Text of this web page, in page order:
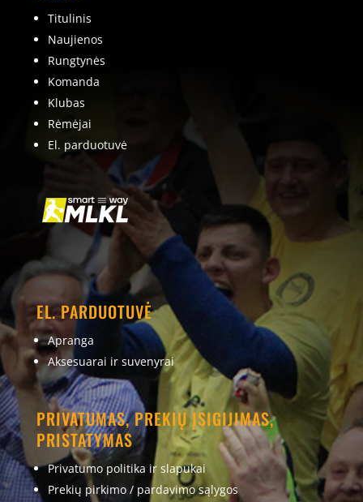
Titulinis
Naujienos
Rungtynės
Komanda
Klubas
Rėmėjai
El. parduotuvė
EL. PARDUOTUVĖ
Apranga
Aksesuarai ir suvenyrai
PRIVATUMAS, PREKIŲ ĮSIGIJIMAS,
PRISTATYMAS
Privatumo politika ir slapukai
Prekių pirkimo / pardavimo sąlygos